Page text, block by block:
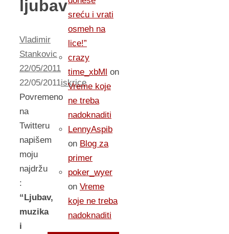
ljubav
Vladimir
Stankovic
22/05/2011
22/05/2011iskrice
Povremeno
na
Twitteru
napišem
moju
najdržu
:
“Ljubav,
muzika
i
sreću i vrati
osmeh na
lice!”
crazy
time_xbMl on
Vreme koje
ne treba
nadoknaditi
LennyAspib
on Blog za
primer
poker_wyer
on Vreme
koje ne treba
nadoknaditi